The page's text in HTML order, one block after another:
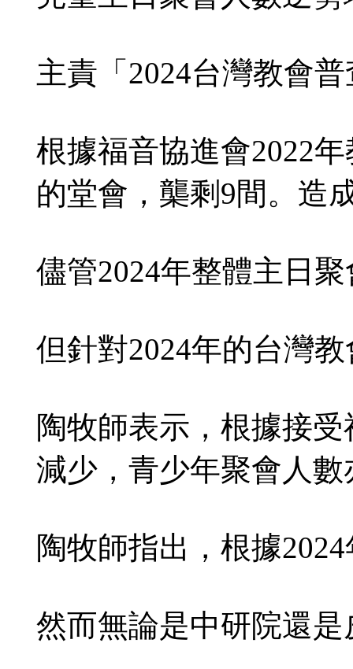
主責「2024台灣教會
根據福音協進會2022
的堂會，㰍剩9間。造
儘管2024年整體主日
但針對2024年的台灣
陶牧師表示，根據接
減少，青少年聚會人數
陶牧師指出，根據
然而無論是中研院還